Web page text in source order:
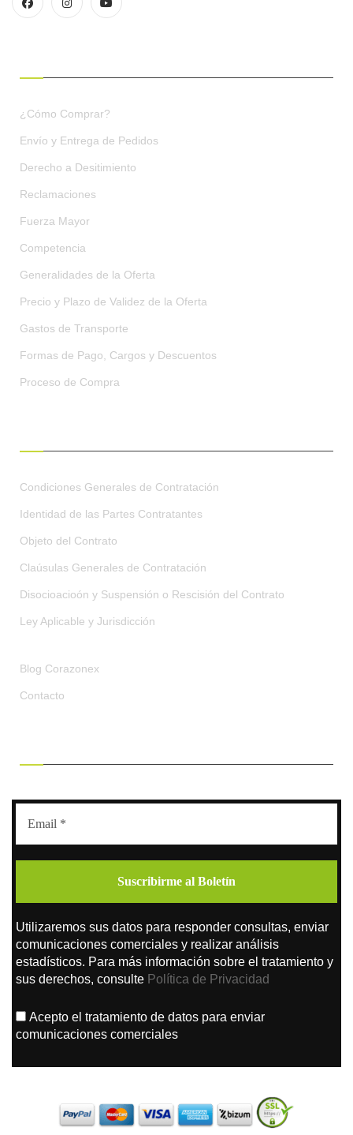
¿Cómo Comprar?
Envío y Entrega de Pedidos
Derecho a Desitimiento
Reclamaciones
Fuerza Mayor
Competencia
Generalidades de la Oferta
Precio y Plazo de Validez de la Oferta
Gastos de Transporte
Formas de Pago, Cargos y Descuentos
Proceso de Compra
Condiciones Generales de Contratación
Identidad de las Partes Contratantes
Objeto del Contrato
Claúsulas Generales de Contratación
Disocioacioón y Suspensión o Rescisión del Contrato
Ley Aplicable y Jurisdicción
Blog Corazonex
Contacto
Utilizaremos sus datos para responder consultas, enviar
comunicaciones comerciales y realizar análisis
estadísticos. Para más información sobre el tratamiento y
sus derechos, consulte Política de Privacidad
Acepto el tratamiento de datos para enviar
comunicaciones comerciales